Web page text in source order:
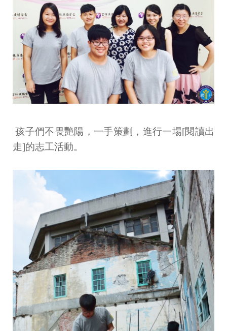
孩子們不畏艷陽，一手策劃，進行一場[閱讀出
走]的志工活動。